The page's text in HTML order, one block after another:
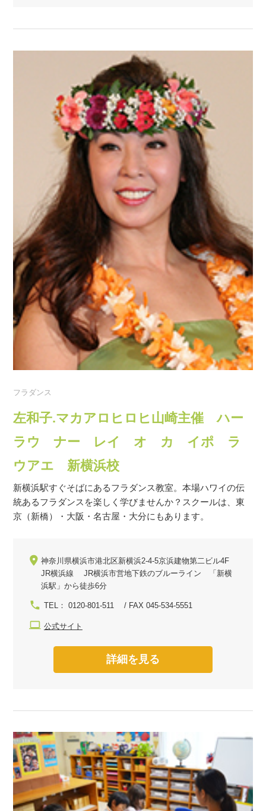
フラダンス
左和子.マカアロヒロヒ山崎主催 ハー
ラウ ナー レイ オ カ イポ ラ
ウアエ 新横浜校
新横浜駅すぐそばにあるフラダンス教室。本場ハワイの伝
統あるフラダンスを楽しく学びませんか？スクールは、東
京（新橋）・大阪・名古屋・大分にもあります。
神奈川県横浜市港北区新横浜2-4-5京浜建物第二ビル4F
JR横浜線 JR横浜市営地下鉄のブルーライン 「新横
浜駅」から徒歩6分
TEL： 0120-801-511 / FAX 045-534-5551
公式サイト
詳細を見る